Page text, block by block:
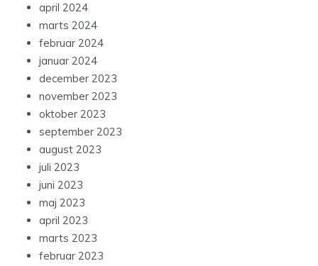
april 2024
marts 2024
februar 2024
januar 2024
december 2023
november 2023
oktober 2023
september 2023
august 2023
juli 2023
juni 2023
maj 2023
april 2023
marts 2023
februar 2023